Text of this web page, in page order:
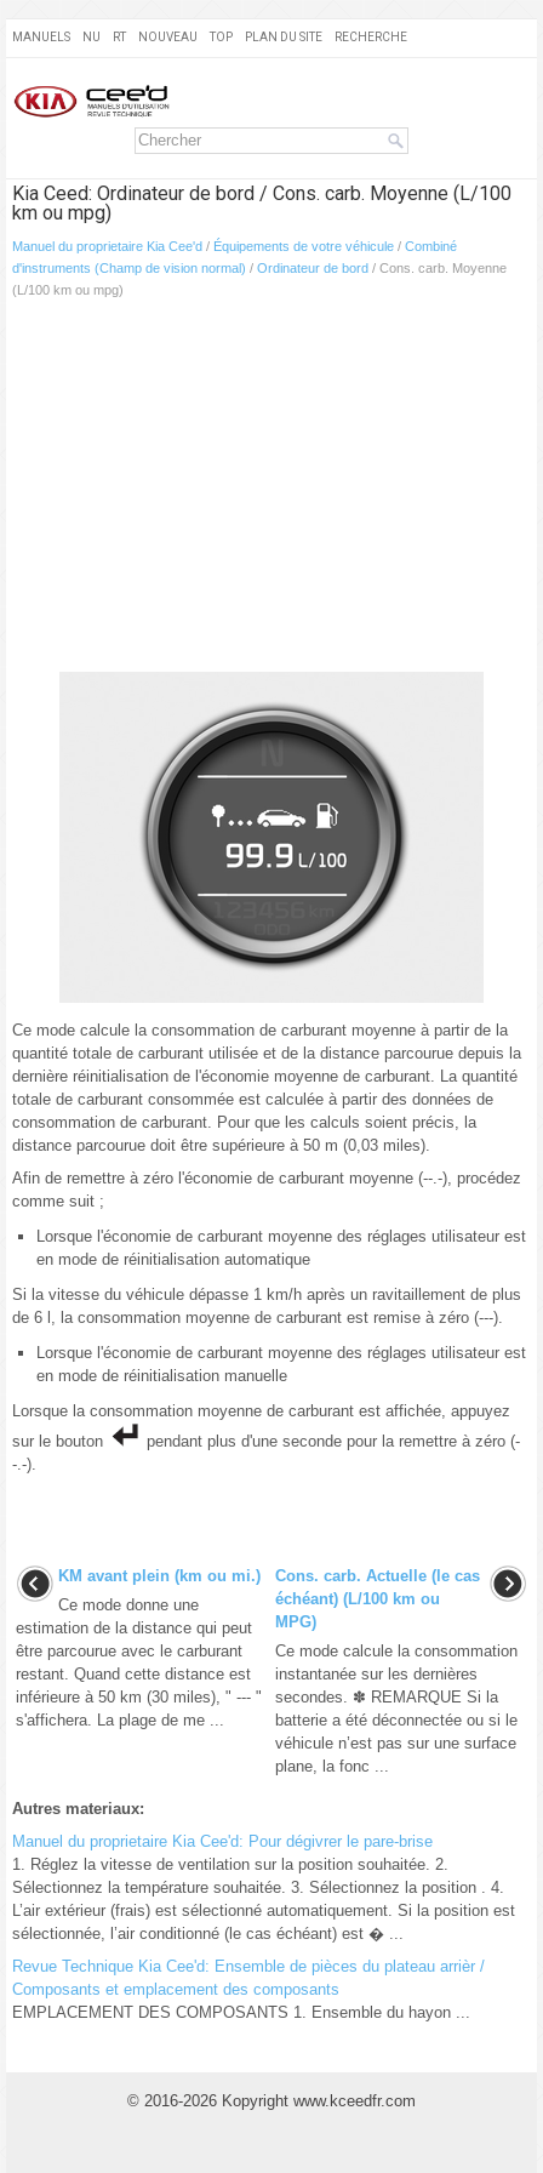
MANUELS NU RT NOUVEAU TOP PLAN DU SITE RECHERCHE
Kia Ceed: Ordinateur de bord / Cons. carb. Moyenne (L/100
km ou mpg)
Manuel du proprietaire Kia Cee'd / Équipements de votre véhicule / Combiné
d'instruments (Champ de vision normal) / Ordinateur de bord / Cons. carb. Moyenne
(L/100 km ou mpg)
Ce mode calcule la consommation de carburant moyenne à partir de la
quantité totale de carburant utilisée et de la distance parcourue depuis la
dernière réinitialisation de l'économie moyenne de carburant. La quantité
totale de carburant consommée est calculée à partir des données de
consommation de carburant. Pour que les calculs soient précis, la
distance parcourue doit être supérieure à 50 m (0,03 miles).
Afin de remettre à zéro l'économie de carburant moyenne (--.-), procédez
comme suit ;
Lorsque l'économie de carburant moyenne des réglages utilisateur est
en mode de réinitialisation automatique
Si la vitesse du véhicule dépasse 1 km/h après un ravitaillement de plus
de 6 l, la consommation moyenne de carburant est remise à zéro (---).
Lorsque l'économie de carburant moyenne des réglages utilisateur est
en mode de réinitialisation manuelle
Lorsque la consommation moyenne de carburant est affichée, appuyez
sur le bouton
pendant plus d'une seconde pour la remettre à zéro (-
-.-).
KM avant plein (km ou mi.)
Ce mode donne une
estimation de la distance qui peut
être parcourue avec le carburant
restant. Quand cette distance est
inférieure à 50 km (30 miles), " --- "
s'affichera. La plage de me ...
Cons. carb. Actuelle (le cas
échéant) (L/100 km ou
MPG)
Ce mode calcule la consommation
instantanée sur les dernières
secondes. ✽ REMARQUE Si la
batterie a été déconnectée ou si le
véhicule n’est pas sur une surface
plane, la fonc ...
Autres materiaux:
Manuel du proprietaire Kia Cee'd: Pour dégivrer le pare-brise
1. Réglez la vitesse de ventilation sur la position souhaitée. 2.
Sélectionnez la température souhaitée. 3. Sélectionnez la position . 4.
L’air extérieur (frais) est sélectionné automatiquement. Si la position est
sélectionnée, l’air conditionné (le cas échéant) est � ...
Revue Technique Kia Cee'd: Ensemble de pièces du plateau arrièr /
Composants et emplacement des composants
EMPLACEMENT DES COMPOSANTS 1. Ensemble du hayon ...
© 2016-2026 Kopyright www.kceedfr.com